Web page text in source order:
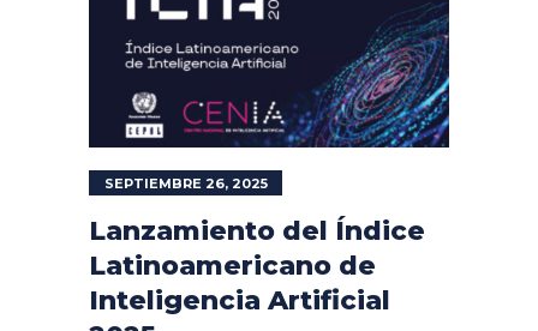
SEPTIEMBRE 26, 2025
Lanzamiento del Índice
Latinoamericano de
Inteligencia Artificial